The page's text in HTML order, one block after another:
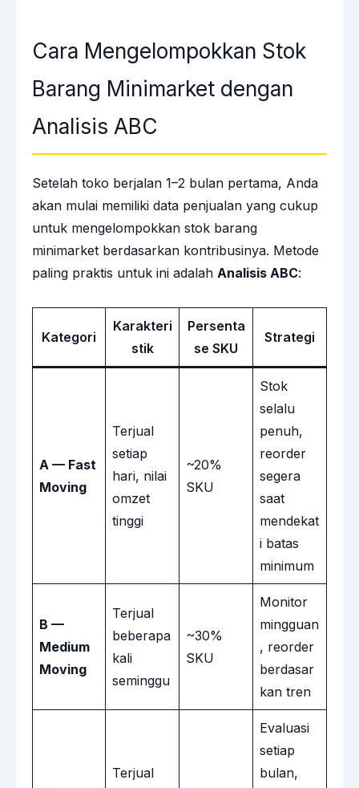
Cara Mengelompokkan Stok
Barang Minimarket dengan
Analisis ABC
Setelah toko berjalan 1–2 bulan pertama, Anda
akan mulai memiliki data penjualan yang cukup
untuk mengelompokkan stok barang
minimarket berdasarkan kontribusinya. Metode
paling praktis untuk ini adalah Analisis ABC:
Kategori
Karakteri
stik
Persenta
se SKU
Strategi
A — Fast
Moving
Terjual
setiap
hari, nilai
omzet
tinggi
~20%
SKU
Stok
selalu
penuh,
reorder
segera
saat
mendekat
i batas
minimum
B —
Medium
Moving
Terjual
beberapa
kali
seminggu
~30%
SKU
Monitor
mingguan
, reorder
berdasar
kan tren
Terjual
Evaluasi
setiap
bulan,